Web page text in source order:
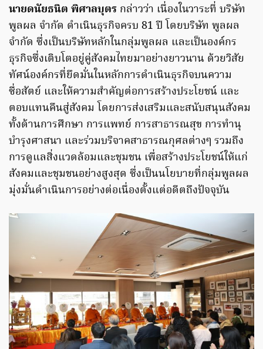
นายดนัยธนิต พิศาลบุตร กล่าวว่า เนื่องในวาระที่ บริษัท
พูลผล จำกัด ดำเนินธุรกิจครบ 81 ปี โดยบริษัท พูลผล
จำกัด ซึ่งเป็นบริษัทหลักในกลุ่มพูลผล และเป็นองค์กร
ธุรกิจซึ่งเติบโตอยู่คู่สังคมไทยมาอย่างยาวนาน ด้วยวิสัย
ทัศน์องค์กรที่ยึดมั่นในหลักการดำเนินธุรกิจบนความ
ซื่อสัตย์ และให้ความสำคัญต่อการสร้างประโยชน์ และ
ตอบแทนคืนสู่สังคม โดยการส่งเสริมและสนับสนุนสังคม
ทั้งด้านการศึกษา การแพทย์ การสาธารณสุข การทำนุ
บำรุงศาสนา และร่วมบริจาคสาธารณกุศลต่างๆ รวมถึง
การดูแลสิ่งแวดล้อมและชุมชน เพื่อสร้างประโยชน์ให้แก่
สังคมและชุมชนอย่างสูงสุด ซึ่งเป็นนโยบายที่กลุ่มพูลผล
มุ่งมั่นดำเนินการอย่างต่อเนื่องตั้งแต่อดีตถึงปัจจุบัน